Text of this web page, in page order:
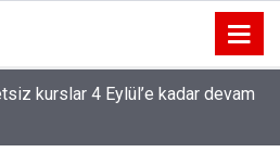
kurslar 4 Eylül’e kadar devam